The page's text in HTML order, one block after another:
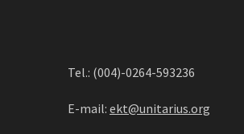
Tel.: (004)-0264-593236
E-mail: ekt@unitarius.org